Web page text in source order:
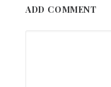
ADD COMMENT